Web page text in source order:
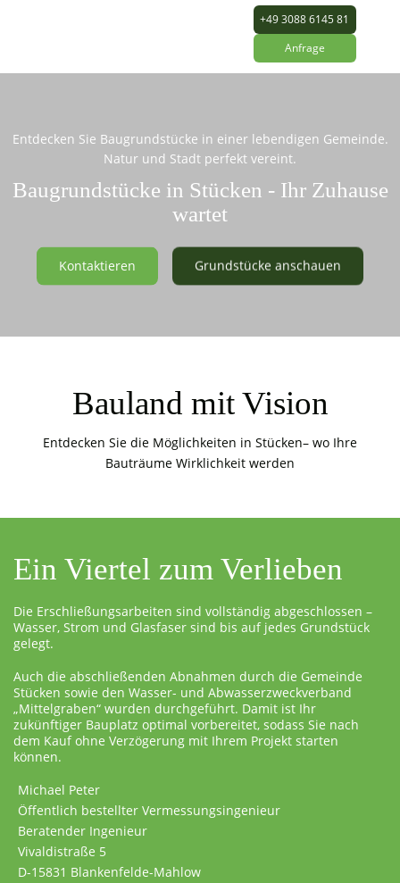
+49 3088 6145 81
Anfrage
Entdecken Sie Baugrundstücke in einer lebendigen Gemeinde.
Natur und Stadt perfekt vereint.
Baugrundstücke in Stücken - Ihr Zuhause
wartet
Kontaktieren Grundstücke anschauen
Bauland mit Vision
Entdecken Sie die Möglichkeiten in Stücken– wo Ihre
Bauträume Wirklichkeit werden
Ein Viertel zum Verlieben
Die Erschließungsarbeiten sind vollständig abgeschlossen –
Wasser, Strom und Glasfaser sind bis auf jedes Grundstück
gelegt.
Auch die abschließenden Abnahmen durch die Gemeinde
Stücken sowie den Wasser- und Abwasserzweckverband
„Mittelgraben“ wurden durchgeführt. Damit ist Ihr
zukünftiger Bauplatz optimal vorbereitet, sodass Sie nach
dem Kauf ohne Verzögerung mit Ihrem Projekt starten
können.
Michael Peter
Öffentlich bestellter Vermessungsingenieur
Beratender Ingenieur
Vivaldistraße 5
D-15831 Blankenfelde-Mahlow